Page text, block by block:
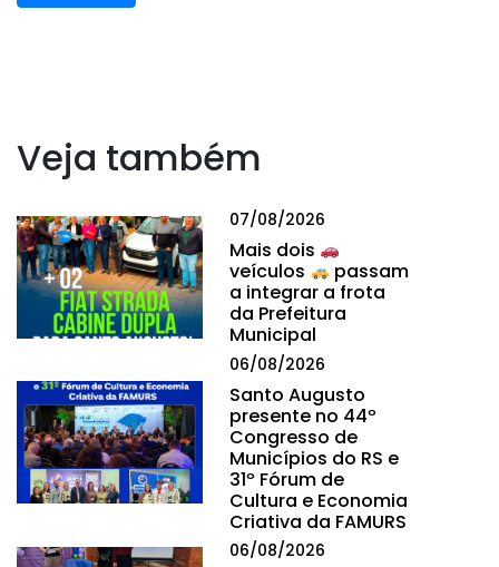
Veja também
07/08/2026
Mais dois
veículos
passam
a integrar a frota
da Prefeitura
Municipal
06/08/2026
Santo Augusto
presente no 44º
Congresso de
Municípios do RS e
31º Fórum de
Cultura e Economia
Criativa da FAMURS
06/08/2026